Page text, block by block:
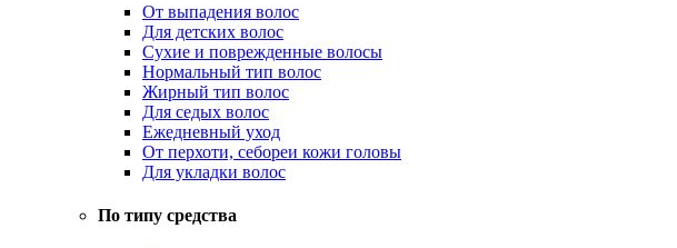
От выпадения волос
Для детских волос
Сухие и поврежденные волосы
Нормальный тип волос
Жирный тип волос
Для седых волос
Ежедневный уход
От перхоти, себореи кожи головы
Для укладки волос
По типу средства